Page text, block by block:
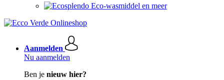
Eco-wasmiddel en meer
Aanmelden
Nu aanmelden
Ben je nieuw hier?